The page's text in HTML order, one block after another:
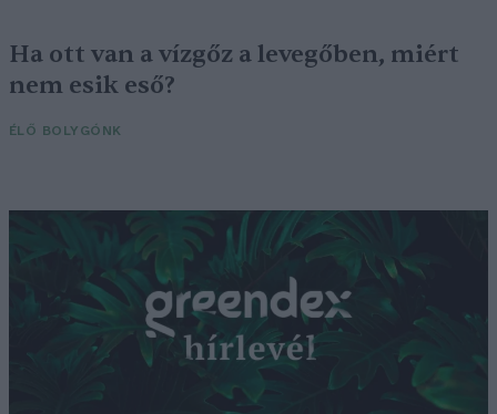
Ha ott van a vízgőz a levegőben, miért
nem esik eső?
ÉLŐ BOLYGÓNK